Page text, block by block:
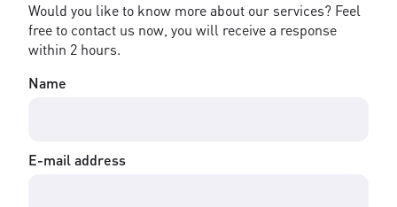
Would you like to know more about our services? Feel
free to contact us now, you will receive a response
within 2 hours.
Name
E-mail address